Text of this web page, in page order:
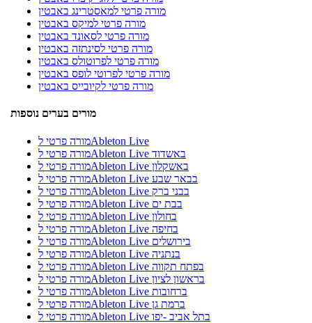
מורה פרטי למאסטרינג באבטין
מורה פרטי למיקס באבטין
מורה פרטי לסאונד באבטין
מורה פרטי לסינתזה באבטין
מורה פרטי לפרוטולס באבטין
מורה פרטי לפרוטי לופס באבטין
מורה פרטי לקיובייס באבטין
מורים בערים נוספות
מורה פרטי לAbleton Live
מורה פרטי לAbleton Live באשדוד
מורה פרטי לAbleton Live באשקלון
מורה פרטי לAbleton Live בבאר שבע
מורה פרטי לAbleton Live בבני ברק
מורה פרטי לAbleton Live בבת ים
מורה פרטי לAbleton Live בחולון
מורה פרטי לAbleton Live בחיפה
מורה פרטי לAbleton Live בירושלים
מורה פרטי לAbleton Live בנתניה
מורה פרטי לAbleton Live בפתח תקווה
מורה פרטי לAbleton Live בראשון לציון
מורה פרטי לAbleton Live ברחובות
מורה פרטי לAbleton Live ברמת גן
מורה פרטי לAbleton Live בתל אביב -יפו